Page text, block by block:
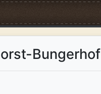
Bungerhof